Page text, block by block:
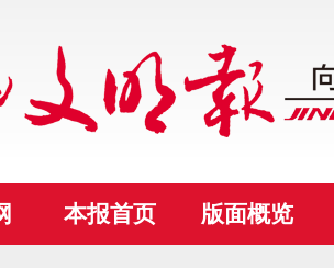
本报首页 版面概览